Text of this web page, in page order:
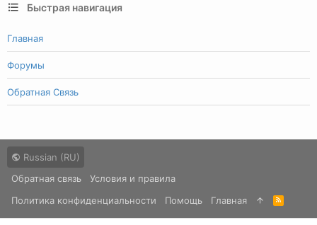
Быстрая навигация
Главная
Форумы
Обратная Связь
Russian (RU)
Обратная связь
Условия и правила
Политика конфиденциальности
Помощь Главная
R
S
S